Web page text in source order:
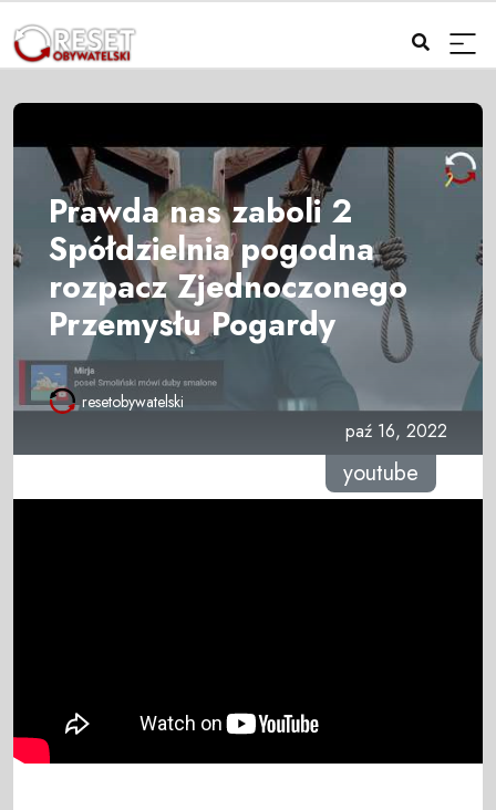
Prawda nas zaboli 2
Spółdzielnia pogodna
rozpacz Zjednoczonego
Przemysłu Pogardy
resetobywatelski
paź 16, 2022
youtube